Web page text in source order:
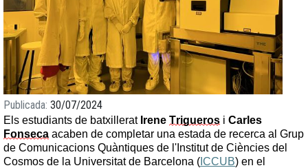
Publicada 30/07/2024
Els estudiants de batxillerat Irene Trigueros i
Fonseca acaben de completar una estada de recerca al Grup
de Comunicacions Quàntiques de l'Institut de Ciències del
Cosmos de la Universitat de Barcelona ( ICCUB) en el